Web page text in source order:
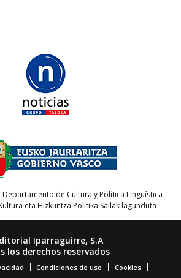
de Cultura y Política Lingüística
eta Hizkuntza Politika Sailak lagunduta
Iparraguirre, S.A
los derechos reservados
Condiciones de uso Cookies